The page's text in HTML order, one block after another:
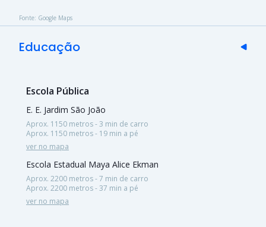
Fonte: Google Maps
Educação
Escola Pública
E. E. Jardim São João
Aprox. 1150 metros - 3 min de carro
Aprox. 1150 metros - 19 min a pé
ver no mapa
Escola Estadual Maya Alice Ekman
Aprox. 2200 metros - 7 min de carro
Aprox. 2200 metros - 37 min a pé
ver no mapa